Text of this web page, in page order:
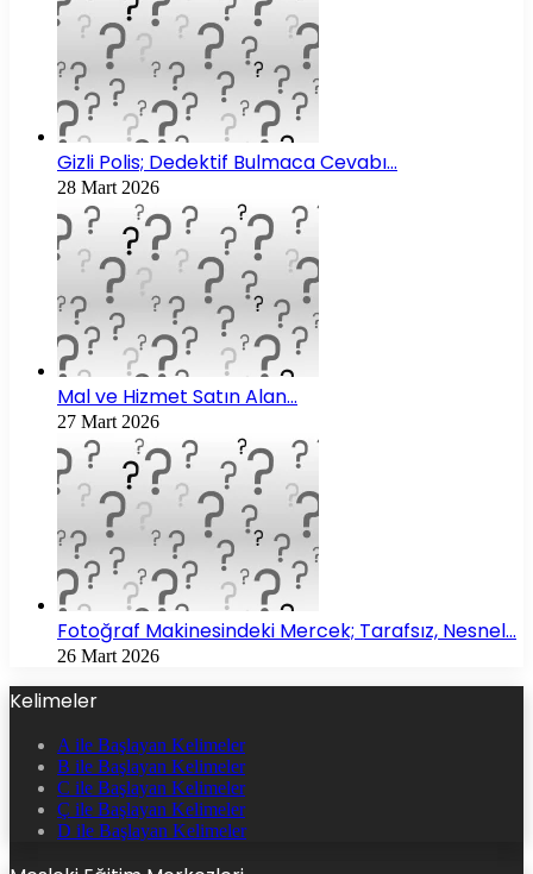
Gizli Polis; Dedektif Bulmaca Cevabı…
28 Mart 2026
Mal ve Hizmet Satın Alan…
27 Mart 2026
Fotoğraf Makinesindeki Mercek; Tarafsız, Nesnel…
26 Mart 2026
Kelimeler
A ile Başlayan Kelimeler
B ile Başlayan Kelimeler
C ile Başlayan Kelimeler
Ç ile Başlayan Kelimeler
D ile Başlayan Kelimeler